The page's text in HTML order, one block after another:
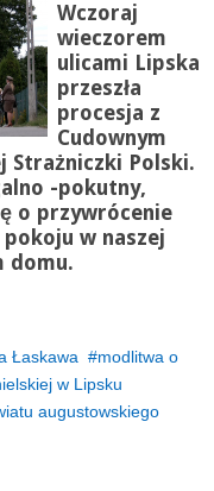
Wczoraj
wieczorem
ulicami Lipska
przeszła
procesja z
Cudownym
Strażniczki Polski.
-pokutny,
o przywrócenie
w naszej
domu.
Łaskawa
modlitwa o
w Lipsku
augustowskiego